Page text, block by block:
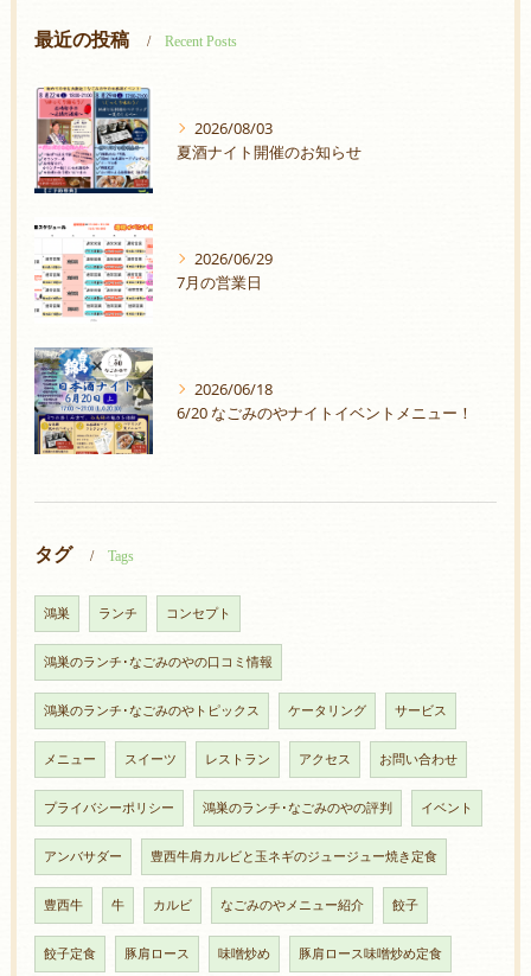
最近の投稿 Recent Posts
2026/08/03
夏酒ナイト開催のお知らせ
2026/06/29
7月の営業日
2026/06/18
6/20 なごみのやナイトイベントメニュー！
タグ Tags
鴻巣 ランチ コンセプト
鴻巣のランチ･なごみのやの口コミ情報
鴻巣のランチ･なごみのやトピックス ケータリング サービス
メニュー スイーツ レストラン アクセス お問い合わせ
プライバシーポリシー 鴻巣のランチ･なごみのやの評判 イベント
アンバサダー 豊西牛肩カルビと玉ネギのジュージュー焼き定食
豊西牛 牛 カルビ なごみのやメニュー紹介 餃子
餃子定食 豚肩ロース 味噌炒め 豚肩ロース味噌炒め定食